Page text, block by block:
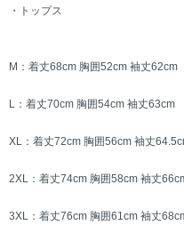
・トップス
M：着丈68cm 胸囲52cm 袖丈62cm
L：着丈70cm 胸囲54cm 袖丈63cm
XL：着丈72cm 胸囲56cm 袖丈
2XL：着丈74cm 胸囲58cm 袖丈
3XL：着丈76cm 胸囲61cm 袖丈